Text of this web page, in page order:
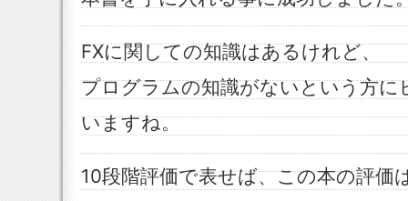
FXに関しての知識はあるけれど、
プログラムの知識がないという方
いますね。
10段階評価で表せば、この本の評価